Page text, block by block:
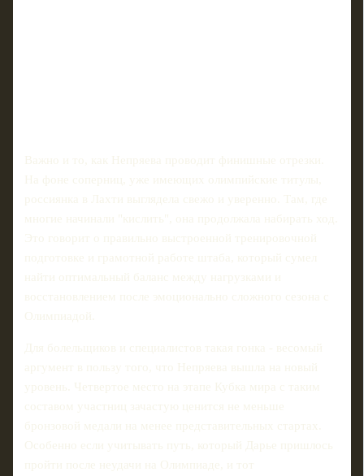
Важно и то, как Непряева проводит финишные отрезки.
На фоне соперниц, уже имеющих олимпийские титулы,
россиянка в Лахти выглядела свежо и уверенно. Там, где
многие начинали "кислить", она продолжала набирать ход.
Это говорит о правильно выстроенной тренировочной
подготовке и грамотной работе штаба, который сумел
найти оптимальный баланс между нагрузками и
восстановлением после эмоционально сложного сезона с
Олимпиадой.
Для болельщиков и специалистов такая гонка - весомый
аргумент в пользу того, что Непряева вышла на новый
уровень. Четвертое место на этапе Кубка мира с таким
составом участниц зачастую ценится не меньше
бронзовой медали на менее представительных стартах.
Особенно если учитывать путь, который Дарье пришлось
пройти после неудачи на Олимпиаде, и тот